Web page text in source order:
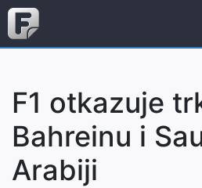
F1 otkazuje
Bahreinu i
Arabiji